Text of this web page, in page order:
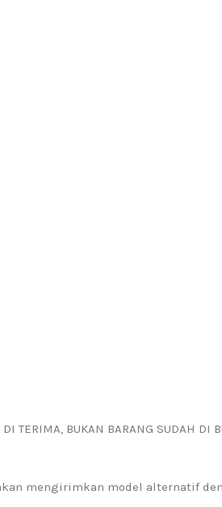
TERIMA, BUKAN BARANG SUDAH DI
mengirimkan model alternatif